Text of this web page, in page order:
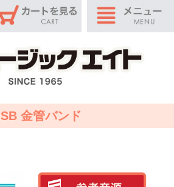
SB 金管バンド